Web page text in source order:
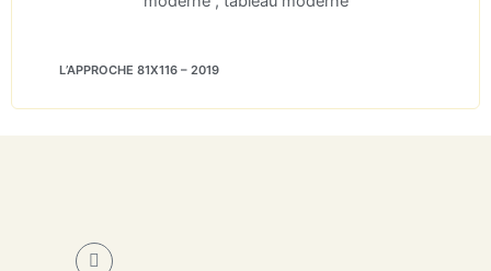
L’APPROCHE 81X116 – 2019